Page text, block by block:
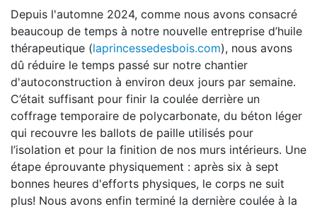
Depuis l'automne 2024, comme nous avons consacré
beaucoup de temps à notre nouvelle entreprise d’huile
thérapeutique (laprincessedesbois.com), nous avons
dû réduire le temps passé sur notre chantier
d'autoconstruction à environ deux jours par semaine.
C’était suffisant pour finir la coulée derrière un
coffrage temporaire de polycarbonate, du béton léger
qui recouvre les ballots de paille utilisés pour
l’isolation et pour la finition de nos murs intérieurs. Une
étape éprouvante physiquement : après six à sept
bonnes heures d'efforts physiques, le corps ne suit
plus! Nous avons enfin terminé la dernière coulée à la